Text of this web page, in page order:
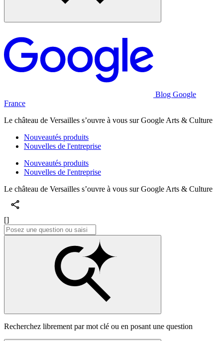
Blog Google
France
Le château de Versailles s’ouvre à vous sur Google Arts & Culture
Nouveautés produits
Nouvelles de l'entreprise
Nouveautés produits
Nouvelles de l'entreprise
Le château de Versailles s’ouvre à vous sur Google Arts & Culture
[]
Recherchez librement par mot clé ou en posant une question